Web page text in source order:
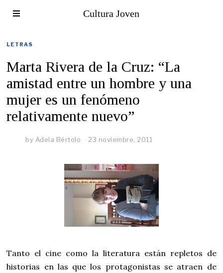
Cultura Joven
LETRAS
Marta Rivera de la Cruz: “La
amistad entre un hombre y una
mujer es un fenómeno
relativamente nuevo”
by Adela Bértolo 23 noviembre, 2011
Tanto el cine como la literatura están repletos de
historias en las que los protagonistas se atraen de